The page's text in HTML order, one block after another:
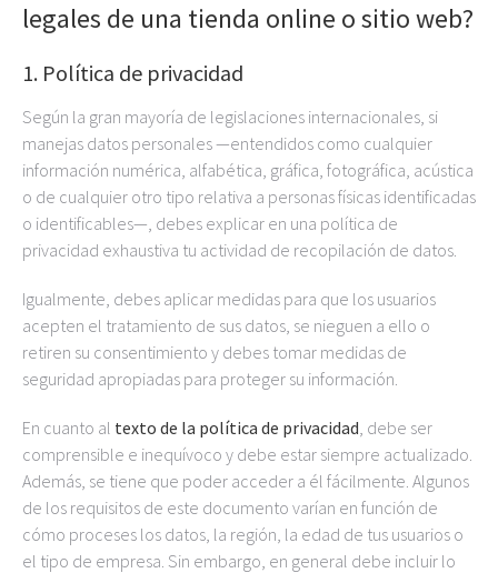
legales de una tienda online o sitio web?
1. Política de privacidad
Según la gran mayoría de legislaciones internacionales, si
manejas datos personales —‍entendidos como cualquier
información numérica, alfabética, gráfica, fotográfica, acústica
o de cualquier otro tipo relativa a personas físicas identificadas
o identificables—, debes explicar en una política de
privacidad exhaustiva tu actividad de recopilación de datos.
Igualmente, debes aplicar medidas para que los usuarios
acepten el tratamiento de sus datos, se nieguen a ello o
retiren su consentimiento y debes tomar medidas de
seguridad apropiadas para proteger su información.
En cuanto al texto de la política de privacidad, debe ser
comprensible e inequívoco y debe estar siempre actualizado.
Además, se tiene que poder acceder a él fácilmente. Algunos
de los requisitos de este documento varían en función de
cómo proceses los datos, la región, la edad de tus usuarios o
el tipo de empresa. Sin embargo, en general debe incluir lo